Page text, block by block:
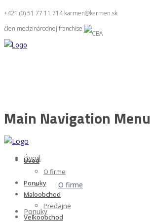
+421 (0) 51 77 11 714 karmen@karmen.sk
člen medzinárodnej franchise
Main Navigation Menu
Úvod
O firme
Ponuky
Úvod
O firme
Ponuky
Maloobchod
Predajne
Veľkoobchod